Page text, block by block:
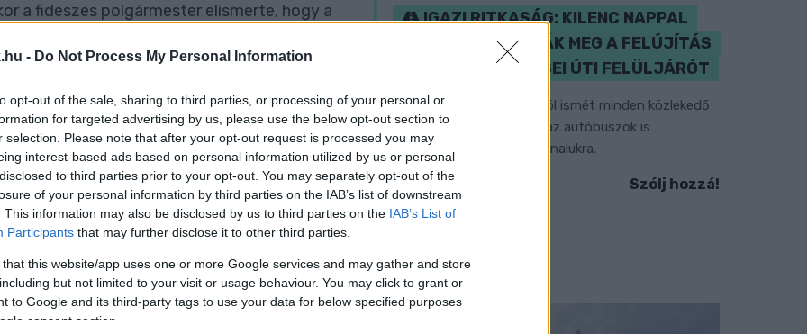
- Do Not Process My Personal Information
opt-out of the sale, sharing to third parties, or processing of your personal or
for targeted advertising by us, please use the below opt-out section to
selection. Please note that after your opt-out request is processed you may
interest-based ads based on personal information utilized by us or personal
to third parties prior to your opt-out. You may separately opt-out of the
of your personal information by third parties on the IAB’s list of downstream
This information may also be disclosed by us to third parties on the IAB’s List of
Participants that may further disclose it to other third parties.
that this website/app uses one or more Google services and may gather and store
but not limited to your visit or usage behaviour. You may click to grant or
to Google and its third-party tags to use your data for below specified purposes
consent section.
a fideszes polgármester elismerte, hogy a
ellehetetleníti a település fejlődését.
kormánypárti politikusok inkább emlegetni
leginkább azt a kritikát szokták
hogy az egyes települések által
lesz a végfelhasználásuk.
Nemzeti Újságírók Demokratikus
00000113-44920004.
IGAZI RITKASÁG: KILENC NAPPAL
KORÁBBAN NYITJÁK MEG A FELÚJÍTÁS
ALATT ÁLLÓ HECSEI ÚTI FELÜLJÁRÓT
Hétfőn hajnali négy órától ismét minden közlekedő
használhatja az átkelőt, az autóbuszok is
visszatérnek eredeti útvonalukra.
Szólj hozzá!